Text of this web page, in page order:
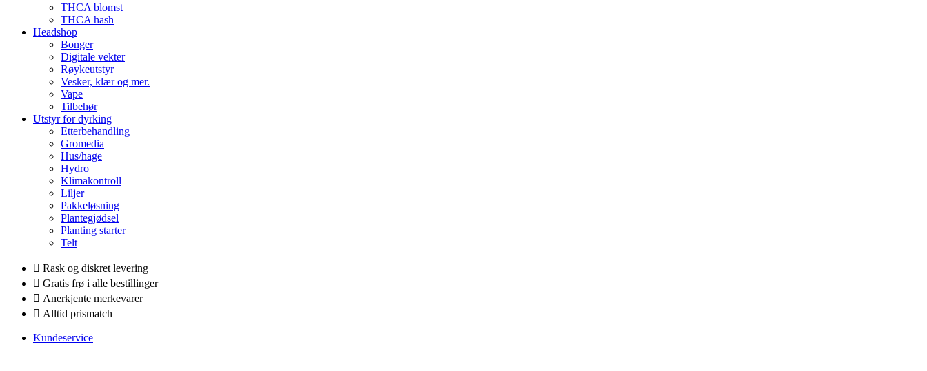
THCA blomst
THCA hash
Headshop
Bonger
Digitale vekter
Røykeutstyr
Vesker, klær og mer.
Vape
Tilbehør
Utstyr for dyrking
Etterbehandling
Gromedia
Hus/hage
Hydro
Klimakontroll
Liljer
Pakkeløsning
Plantegjødsel
Planting starter
Telt
Rask og diskret levering
Gratis frø i alle bestillinger
Anerkjente merkevarer
Alltid prismatch
Kundeservice